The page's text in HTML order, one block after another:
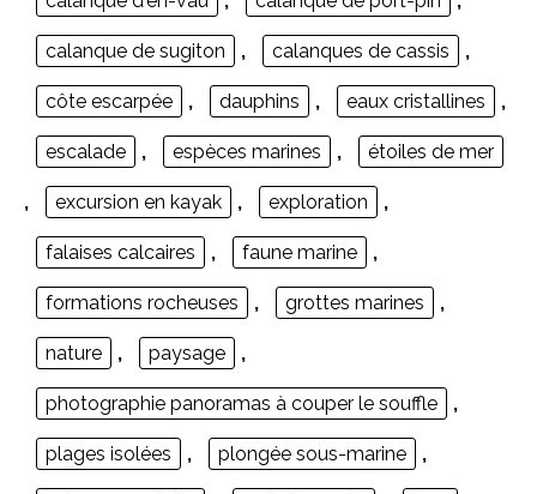
calanque de sugiton , calanques de cassis ,
côte escarpée , dauphins , eaux cristallines ,
escalade , espèces marines , étoiles de mer
, excursion en kayak , exploration ,
falaises calcaires , faune marine ,
formations rocheuses , grottes marines ,
nature , paysage ,
photographie panoramas à couper le souffle ,
plages isolées , plongée sous-marine ,